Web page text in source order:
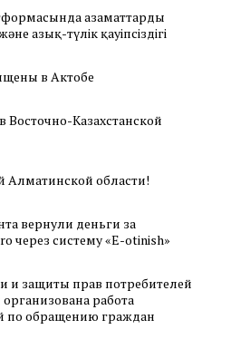
азаматтарды
азық-түлік қауіпсіздігі
в Актобе
Восточно-Казахстанской
области!
вернули деньги за
через систему «E-otinish»
и защиты прав потребителей
работа
по обращению граждан